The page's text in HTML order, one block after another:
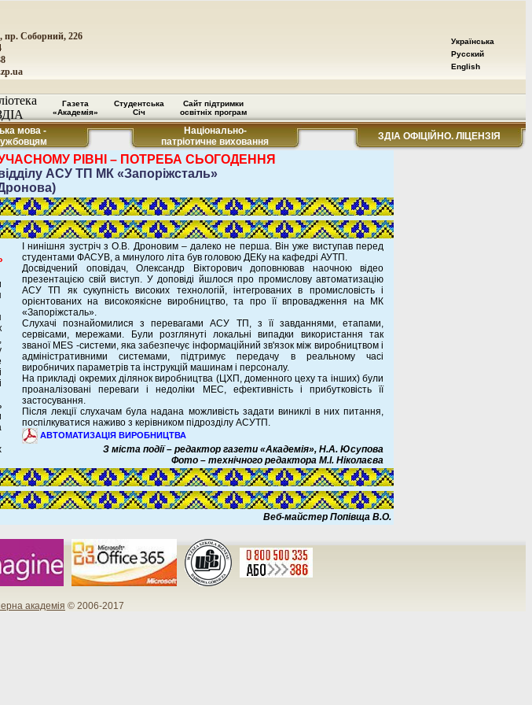
пр. Соборний, 226
Українська
Русский
English
Газета
«Академія»
Студентська
Січ
Сайт підтримки
освітніх програм
мова -
Національно-
патріотичне виховання
ЗДІА ОФІЦІЙНО. ЛІЦЕНЗІЯ
РІВНІ – ПОТРЕБА СЬОГОДЕННЯ
АСУ ТП МК «Запоріжсталь»
І нинішня зустріч з О.В. Дроновим – далеко не перша. Він уже виступав перед
студентами ФАСУВ, а минулого літа був головою ДЕКу на кафедрі АУТП.
Досвідчений оповідач, Олександр Вікторович доповнював наочною відео
презентацією свій виступ. У доповіді йшлося про промислову автоматизацію
АСУ ТП як сукупність високих технологій, інтегрованих в промисловість і
орієнтованих на високоякісне виробництво, та про її впровадження на МК
«Запоріжсталь».
Слухачі познайомилися з перевагами АСУ ТП, з її завданнями, етапами,
сервісами, мережами. Були розглянуті локальні випадки використання так
званої MES -системи, яка забезпечує інформаційний зв'язок між виробництвом і
адміністративними системами, підтримує передачу в реальному часі
виробничих параметрів та інструкцій машинам і персоналу.
На прикладі окремих ділянок виробництва (ЦХП, доменного цеху та інших) були
проаналізовані переваги і недоліки МЕС, ефективність і прибутковість її
застосування.
Після лекції слухачам була надана можливість задати виниклі в них питання,
поспілкуватися наживо з керівником підрозділу АСУТП.
АВТОМАТИЗАЦІЯ ВИРОБНИЦТВА
З міста події – редактор газети «Академія», Н.А. Юсупова
Фото – технічного редактора М.І. Ніколаєва
Веб-майстер Попівща В.О.
академія © 2006-2017